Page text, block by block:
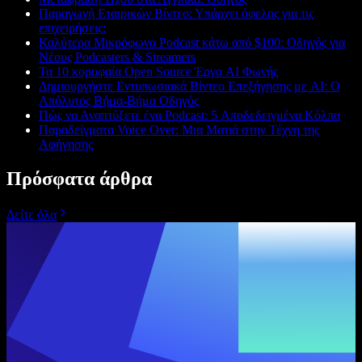
Παραγωγή Εταιρικών Βίντεο: Υπάρχει όφελος για τις
επιχειρήσεις;
Καλύτερα Μικρόφωνα Podcast κάτω από $100: Οδηγός για
Νέους Podcasters & Streamers
Τα 10 κορυφαία Open Source Έργα AI Φωνής
Δημιουργήστε Εντυπωσιακά Βίντεο Επεξήγησης με AI: Ο
Απόλυτος Βήμα-Βήμα Οδηγός
Πώς να Αναπτύξετε ένα Podcast: 5 Αποδεδειγμένα Κόλπα
Παραδείγματα Voice Over: Μια Ματιά στην Τέχνη της
Αφήγησης
Πρόσφατα άρθρα
Δείτε όλα